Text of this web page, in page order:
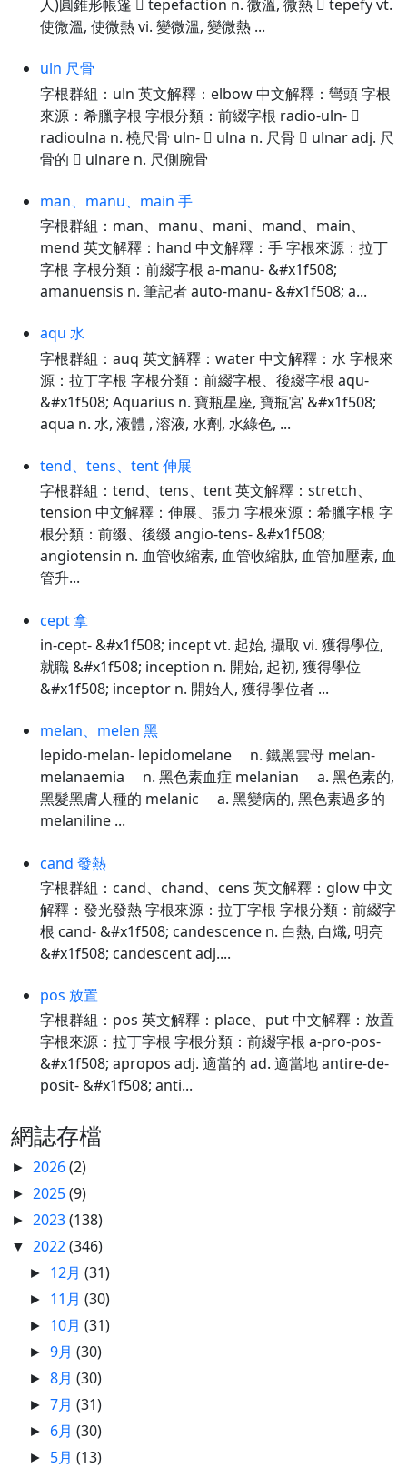
人)圓錐形帳篷  tepefaction n. 微溫, 微熱  tepefy vt.
使微溫, 使微熱 vi. 變微溫, 變微熱 ...
uln 尺骨
字根群組：uln 英文解釋：elbow 中文解釋：彎頭 字根
來源：希臘字根 字根分類：前綴字根 radio-uln- 
radioulna n. 橈尺骨 uln-  ulna n. 尺骨  ulnar adj. 尺
骨的  ulnare n. 尺側腕骨
man、manu、main 手
字根群組：man、manu、mani、mand、main、
mend 英文解釋：hand 中文解釋：手 字根來源：拉丁
字根 字根分類：前綴字根 a-manu- &#x1f508;
amanuensis n. 筆記者 auto-manu- &#x1f508; a...
aqu 水
字根群組：auq 英文解釋：water 中文解釋：水 字根來
源：拉丁字根 字根分類：前綴字根、後綴字根 aqu-
&#x1f508; Aquarius n. 寶瓶星座, 寶瓶宮 &#x1f508;
aqua n. 水, 液體 , 溶液, 水劑, 水綠色, ...
tend、tens、tent 伸展
字根群組：tend、tens、tent 英文解釋：stretch、
tension 中文解釋：伸展、張力 字根來源：希臘字根 字
根分類：前缀、後缀 angio-tens- &#x1f508;
angiotensin n. 血管收縮素, 血管收縮肽, 血管加壓素, 血
管升...
cept 拿
in-cept- &#x1f508; incept vt. 起始, 攝取 vi. 獲得學位,
就職 &#x1f508; inception n. 開始, 起初, 獲得學位
&#x1f508; inceptor n. 開始人, 獲得學位者 ...
melan、melen 黑
lepido-melan- lepidomelane n. 鐵黑雲母 melan-
melanaemia n. 黑色素血症 melanian a. 黑色素的,
黑髮黑膚人種的 melanic a. 黑變病的, 黑色素過多的
melaniline ...
cand 發熱
字根群組：cand、chand、cens 英文解釋：glow 中文
解釋：發光發熱 字根來源：拉丁字根 字根分類：前綴字
根 cand- &#x1f508; candescence n. 白熱, 白熾, 明亮
&#x1f508; candescent adj....
pos 放置
字根群組：pos 英文解釋：place、put 中文解釋：放置
字根來源：拉丁字根 字根分類：前綴字根 a-pro-pos-
&#x1f508; apropos adj. 適當的 ad. 適當地 antire-de-
posit- &#x1f508; anti...
網誌存檔
► 2026(2)
► 2025(9)
► 2023(138)
▼ 2022(346)
► 12月(31)
► 11月(30)
► 10月(31)
►9月(30)
►8月(30)
►7月(31)
► 6月(30)
► 5月(13)